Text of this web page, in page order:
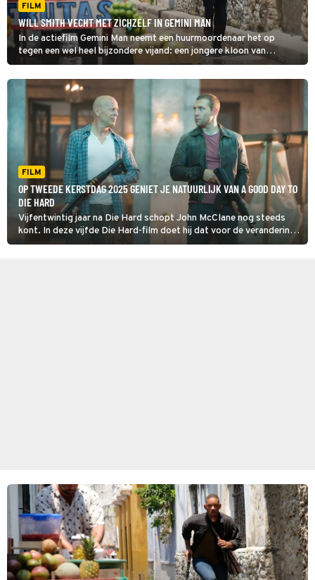
FILM
WILL SMITH VECHT MET ZICHZELF IN GEMINI MAN
In de actiefilm Gemini Man neemt een huurmoordenaar het op
tegen een wel heel bijzondere vijand: een jongere kloon van
zichzelf.
FILM
OP TWEEDE KERSTDAG 2025 GENIET JE NATUURLIJK VAN A GOOD DAY TO
DIE HARD
Vijfentwintig jaar na Die Hard schopt John McClane nog steeds
kont. In deze vijfde Die Hard-film doet hij dat voor de verandering
een keer in Rusland.